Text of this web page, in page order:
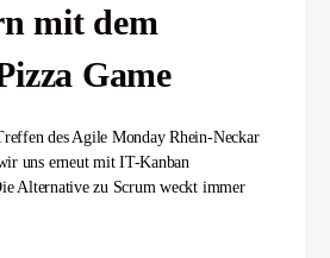
mit dem
Game
des Agile Monday Rhein-Neckar
uns erneut mit IT-Kanban
Alternative zu Scrum weckt immer